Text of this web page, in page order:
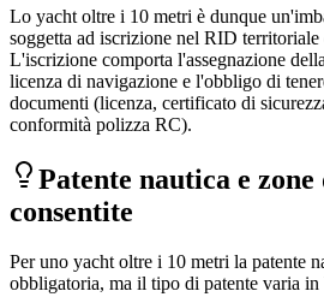
Lo yacht oltre i 10 metri è dunque
soggetta ad iscrizione nel RID territoriale
L'iscrizione comporta l'assegnazione
licenza di navigazione e l'obbligo di
documenti (licenza, certificato di
conformità polizza RC).
Patente nautica e
consentite
Per uno yacht oltre i 10 metri la patente
obbligatoria, ma il tipo di patente varia in